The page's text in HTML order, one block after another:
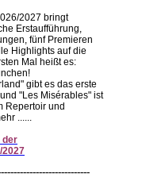
2027 bringt
Erstaufführung,
fünf Premieren
Highlights auf die
Mal heißt es:
gibt es das erste
"Les Misérables" ist
Repertoir und
......
der
2027